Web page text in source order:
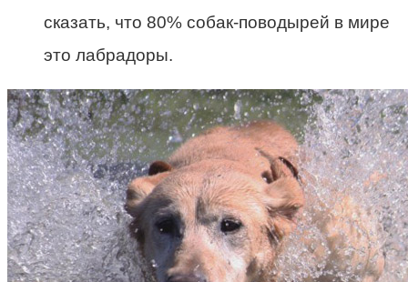
сказать, что 80% собак-поводырей в мире
это лабрадоры.